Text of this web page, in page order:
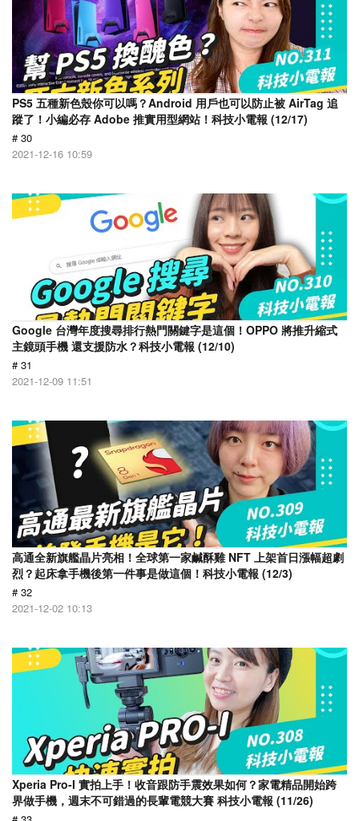
PS5 五種新色殼你可以嗎？Android 用戶也可以防止被 AirTag 追
蹤了！小編必存 Adobe 推實用型網站！科技小電報 (12/17)
# 30
2021-12-16 10:59
Google 台灣年度搜尋排行熱門關鍵字是這個！OPPO 將推升縮式
主鏡頭手機 還支援防水？科技小電報 (12/10)
# 31
2021-12-09 11:51
高通全新旗艦晶片亮相！全球第一家鹹酥雞 NFT 上架首日漲幅超劇
烈？起床拿手機後第一件事是做這個！科技小電報 (12/3)
# 32
2021-12-02 10:13
Xperia Pro-I 實拍上手！收音跟防手震效果如何？家電精品開始跨
界做手機，週末不可錯過的長輩電競大賽 科技小電報 (11/26)